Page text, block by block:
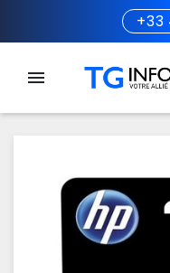
+33
